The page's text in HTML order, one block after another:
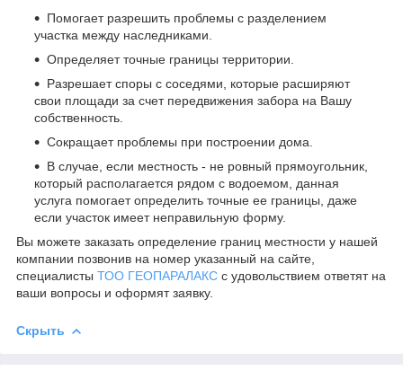
Помогает разрешить проблемы с разделением
участка между наследниками.
Определяет точные границы территории.
Разрешает споры с соседями, которые расширяют
свои площади за счет передвижения забора на Вашу
собственность.
Сокращает проблемы при построении дома.
В случае, если местность - не ровный прямоугольник,
который располагается рядом с водоемом, данная
услуга помогает определить точные ее границы, даже
если участок имеет неправильную форму.
Вы можете заказать определение границ местности у нашей
компании позвонив на номер указанный на сайте,
специалисты ТОО ГЕОПАРАЛАКС с удовольствием ответят на
ваши вопросы и оформят заявку.
Скрыть